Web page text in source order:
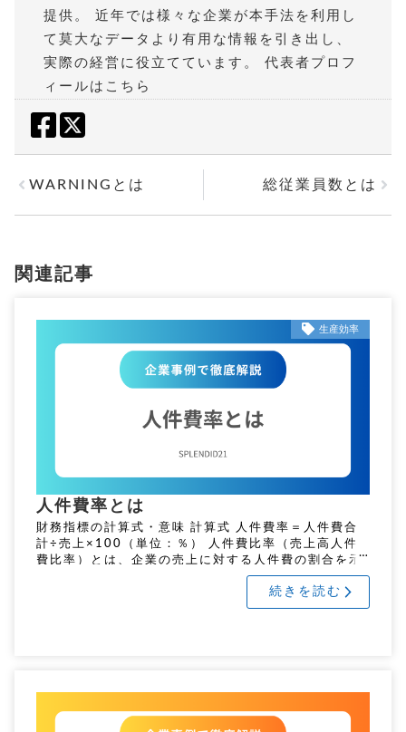
提供。 近年では様々な企業が本手法を利用し
て莫大なデータより有用な情報を引き出し、
実際の経営に役立てています。 代表者プロフ
ィールはこちら
WARNINGとは 総従業員数とは
関連記事
生産効率
人件費率とは
財務指標の計算式・意味 計算式 人件費率＝人件費合
計÷売上×100（単位：％） 人件費比率（売上高人件
費比率）とは、企業の売上に対する人件費の割合を示
す指標です。この比率が高いほど、売上に対して人件
続きを読む